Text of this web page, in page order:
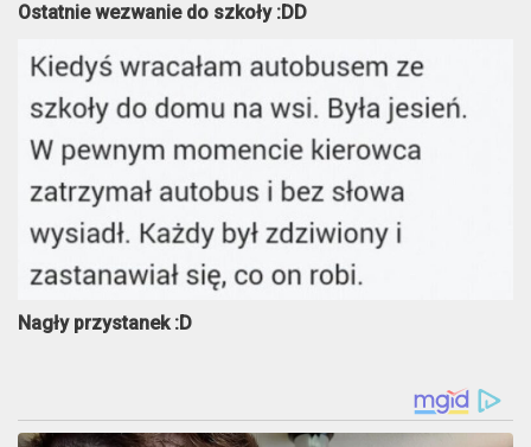
Ostatnie wezwanie do szkoły :DD
Nagły przystanek :D